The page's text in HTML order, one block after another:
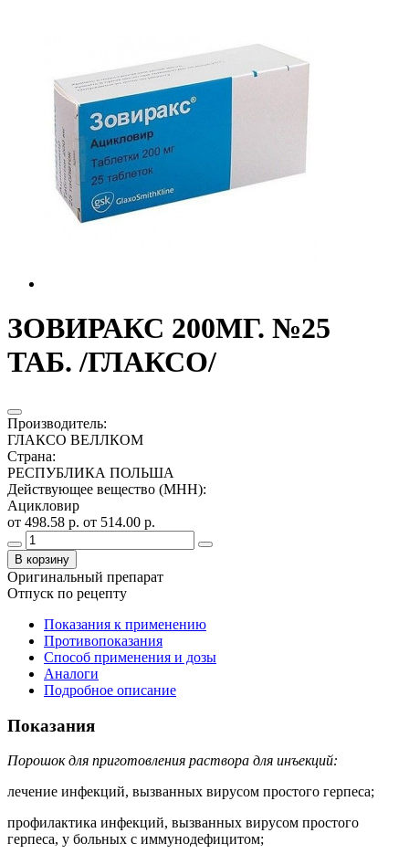
ЗОВИРАКС 200МГ. №25
ТАБ. /ГЛАКСО/
Производитель:
ГЛАКСО ВЕЛЛКОМ
Страна:
РЕСПУБЛИКА ПОЛЬША
Действующее вещество (МНН):
Ацикловир
от 498.58 р. от 514.00 р.
В корзину
Оригинальный препарат
Отпуск по рецепту
Показания к применению
Противопоказания
Способ применения и дозы
Аналоги
Подробное описание
Показания
Порошок для приготовления раствора для инъекций:
лечение инфекций, вызванных вирусом простого герпеса;
профилактика инфекций, вызванных вирусом простого
герпеса, у больных с иммунодефицитом;